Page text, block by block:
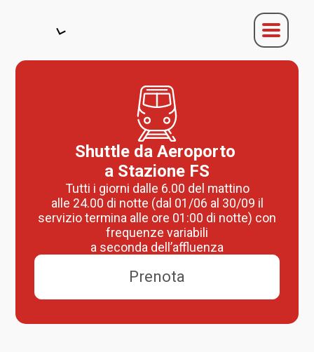
Shuttle da Aeroporto
a Stazione FS
Tutti i giorni dalle 6.00 del mattino
alle 24.00 di notte (dal 01/06 al 30/09 il
servizio termina alle ore 01:00 di notte) con
frequenze variabili
a seconda dell’affluenza
Prenota